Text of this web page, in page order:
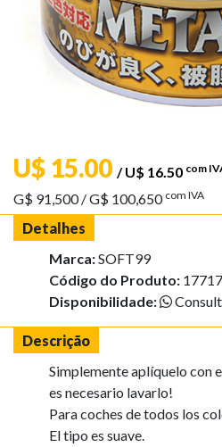
U$ 15.00 / U$ 16.50 com
G$ 91,500/ G$ 100,650 com IVA
Detalhes
Marca:SOFT99
Código do Produto:
Disponibilidade:
Descrição
Simplemente aplíquelo con
es necesario lavarlo!
Para coches de todos los
El tipo es suave.